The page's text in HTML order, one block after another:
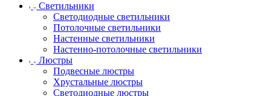
Светильники
Светодиодные светильники
Потолочные светильники
Настенные светильники
Настенно-потолочные светильники
Люстры
Подвесные люстры
Хрустальные люстры
Светодиодные люстры